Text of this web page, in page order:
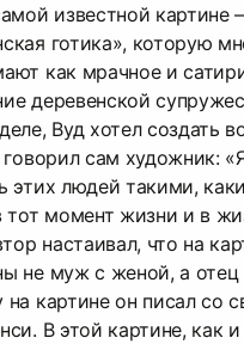
известной картине
готика», которую
как мрачное и
деревенской
Вуд хотел создать
говорил сам художник:
этих людей такими,
тот момент жизни и в
настаивал, что на
не муж с женой, а отец
картине он писал со
В этой картине, как